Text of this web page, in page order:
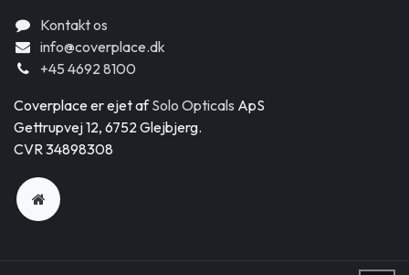
Kontakt os
info@coverplace.dk
+45 4692 8100
Coverplace er ejet afSolo Opticals ApS
Gettrupvej 12, 6752 Glejbjerg.
CVR 34898308